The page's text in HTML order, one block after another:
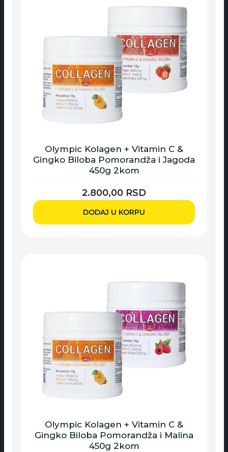
Olympic Kolagen + Vitamin C &
Gingko Biloba Pomorandža i Jagoda
450g 2kom
2.800,00 RSD
DODAJ U KORPU
Olympic Kolagen + Vitamin C &
Gingko Biloba Pomorandža i Malina
450g 2kom